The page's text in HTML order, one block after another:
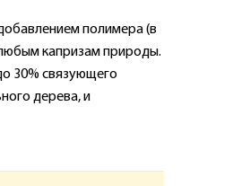
полимера (в
капризам природы.
30% связующего
дерева, и